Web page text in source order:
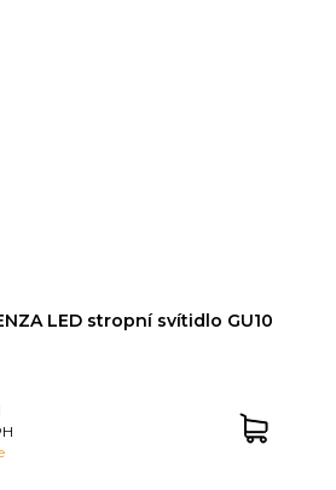
LED stropní svítidlo GU10